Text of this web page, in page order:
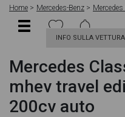
Home Mercedes-Benz
INFO SULLA VETTURA
Mercedes
mhev travel
200cv auto